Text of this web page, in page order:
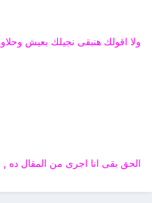
ولا اقولك هنبقى نجيلك بعيش وحلاوة
الحق بقى انا اجرى من المقال ده